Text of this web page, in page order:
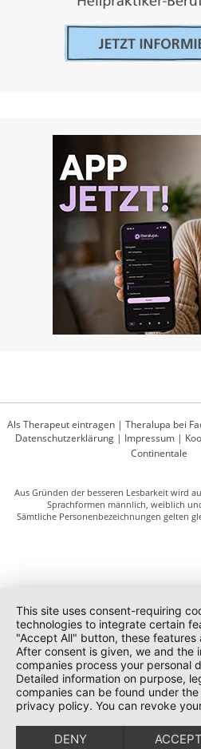
Als Therapeut eintragen | Theralupa bei
Datenschutzerklärung| Impressum|
Continentale
Aus Gründen der besseren Lesbarkeit wird
Sprachformen männlich, weiblich
Sämtliche Personenbezeichnungen gelten
This site uses consent-requiring
technologies to integrate certain
"Accept All" button, these features
After consent is given, we and the
companies process your personal
Detailed information on purpose,
companies can be found under
privacy policy. You can revoke
DENY ACCEPT